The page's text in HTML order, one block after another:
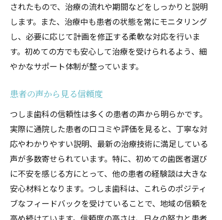
個別の治療プランの作成
患者ニーズに応じた治療内容
ライフスタイルに合わせたプラン
患者とのコミュニケーション
池田市で安心して通える歯医者つしま歯科の取
り組み
通いやすい立地とアクセス
安心できる診療時間と予約制度
丁寧なカウンセリング
安心の無痛治療技術
患者教育と情報提供
相談しやすい環境作り
されたもので、治療の流れや期間などをしっかりと説明
します。また、治療中も患者の状態を常にモニタリング
し、必要に応じて計画を修正する柔軟な対応を行いま
す。初めての方でも安心して治療を受けられるよう、細
やかなサポート体制が整っています。
患者の声から見る信頼度
つしま歯科の信頼性は多くの患者の声から明らかです。
実際に通院した患者の口コミや評価を見ると、丁寧な対
応やわかりやすい説明、最新の治療技術に満足している
声が多数寄せられています。特に、初めての歯医者選び
に不安を感じる方にとって、他の患者の経験談は大きな
安心材料となります。つしま歯科は、これらのポジティ
ブなフィードバックを受けていることで、地域の信頼を